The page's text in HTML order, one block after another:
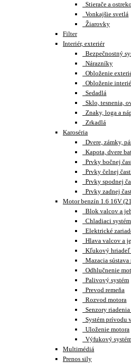
Stierače a
Vonkajšie svetlá
Žiarovky
Filter
Interiér, exteriér
Bezpečnostný
Nárazníky
Obloženie
Obloženie
Sedadlá
Sklo, tesnenia,
Znaky, loga a
Zrkadlá
Karoséria
Dvere, zámky,
Kapota, dvere
Prvky bočnej
Prvky čelnej
Prvky spodnej
Prvky zadnej
Motor benzín 1.6 16V
Blok valcov a
Chladiaci
Elektrické
Hlava valcov a
Kľukový hriadeľ
Mazacia sústava
Odhlučnenie
Palivový systém
Prevod remeňa
Rozvod motora
Senzory
Systém prívodu
Uloženie motora
Výfukový
Multimédiá
Prenos sily